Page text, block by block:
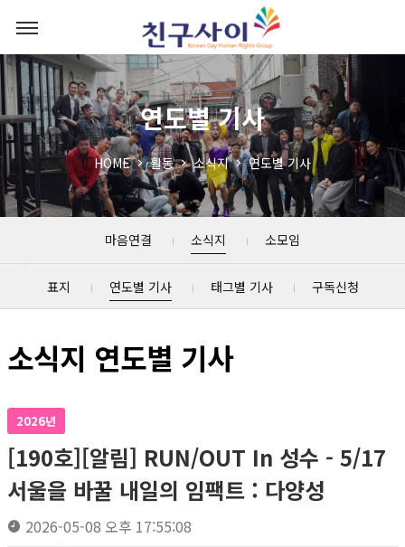
연도별 기사
HOME 활동 소식지 연도별 기사
마음연결 소식지 소모임
표지 연도별 기사 태그별 기사 구독신청
소식지 연도별 기사
2026년
[190호][알림] RUN/OUT In 성수 - 5/17
서울을 바꿀 내일의 임팩트 : 다양성
2026-05-08 오후 17:55:08